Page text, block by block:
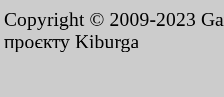
Copyright © 2009-2023
проєкту Kiburga